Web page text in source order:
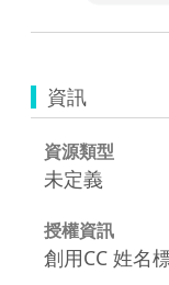
資訊
資源類型
未定義
授權資訊
創用CC 姓名